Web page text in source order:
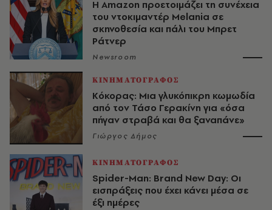
Η Amazon προετοιμάζει τη συνέχεια
του ντοκιμαντέρ Melania σε
σκηνοθεσία και πάλι του Μπρετ
Ράτνερ
Newsroom
ΚΙΝΗΜΑΤΟΓΡΑΦΟΣ
Κόκορας: Μια γλυκόπικρη κωμωδία
από τον Τάσο Γερακίνη για «όσα
πήγαν στραβά και θα ξαναπάνε»
Γιώργος Δήμος
ΚΙΝΗΜΑΤΟΓΡΑΦΟΣ
Spider-Man: Brand New Day: Οι
εισπράξεις που έχει κάνει μέσα σε
έξι ημέρες